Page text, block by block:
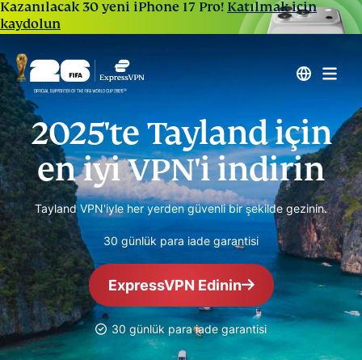
Kazanılacak 30 yeni iPhone 17 Pro! Katılmak için
kaydolun
2025'te Tayland için
en iyi VPN'i indirin
Tayland VPN'iyle her yerden güvenli bir şekilde gezinin.
30 günlük para iade garantisi
ExpressVPN Edinin
30 günlük para iade garantisi